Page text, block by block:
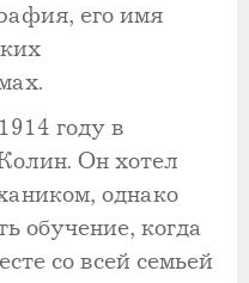
его имя
году в
Он хотел
однако
обучение, когда
со всей семьей